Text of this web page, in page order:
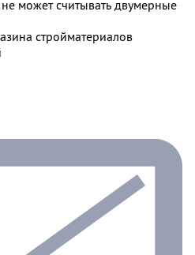
может считывать двумерные
стройматериалов